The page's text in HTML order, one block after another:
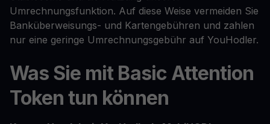
Umrechnungsfunktion. Auf diese Weise vermeiden Sie
Banküberweisungs- und Kartengebühren und zahlen
nur eine geringe Umrechnungsgebühr auf YouHodler.
Was Sie mit Basic Attention
Token tun können